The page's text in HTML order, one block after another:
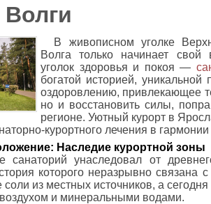
Волги
В живописном уголке
Волга только начинает свой
уголок здоровья и покоя —
богатой историей,
оздоровлению, привлекающее
но и восстановить силы,
регионе. Уютный курорт в
курортного лечения в
Наследие курортной зоны
санаторий унаследовал от
которого неразрывно связана
из местных источников, а
и минеральными водами.